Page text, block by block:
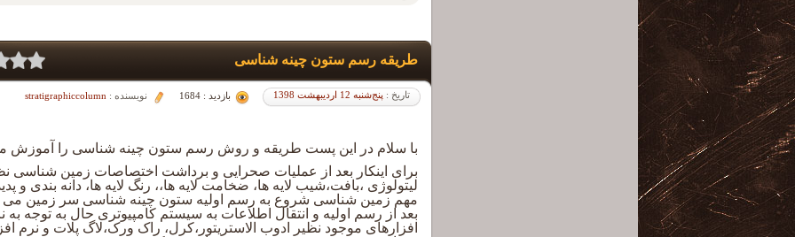
طریقه رسم ستون چینه شناسی
تاریخ : پنج‌شنبه 12 اردیبهشت 1398 بازدید : 1684 نویسنده : stratigraphiccolumn
با سلام در این پست طریقه و روش رسم ستون چینه شناسی را آموزش
برای اینکار بعد از عملیات صحرایی و برداشت اختصاصات زمین شناسی
لیتولوژی ،بافت،شیب لایه ها، ضخامت لایه ها،، رنگ لایه ها، دانه بندی و
مهم زمین شناسی شروع به رسم اولیه ستون چینه شناسی سر زمین می
بعد از رسم اولیه و انتقال اطلاعات به سیستم کامپیوتری حال به توجه به
افزارهای موجود نظیر ادوب الاستریتور،کرل، راک ورک،لاگ پلات و نرم